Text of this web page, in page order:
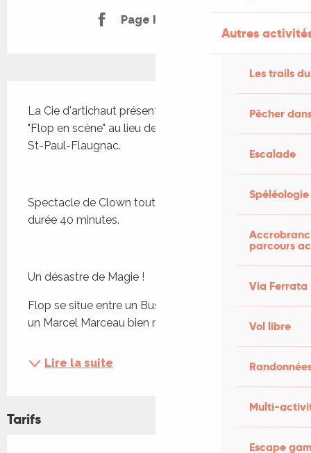
Autres
Les trails
Pêcher
Escalade
Spéléologie
parcours
Via Ferrata
Vol libre
Multi-
Escape
Page Facebook
La Cie d'artichaut présente le spectacle de clown
"Flop en scène" au lieu de création la Pâquerette à
St-Paul-Flaugnac.
Spectacle de Clown tout public à partir de 5 ans
durée 40 minutes.
Un désastre de Magie !
Flop se situe entre un Buster Keaton essoufflé et
un Marcel Marceau bien moins technique !un...
Lire la suite
Tarifs